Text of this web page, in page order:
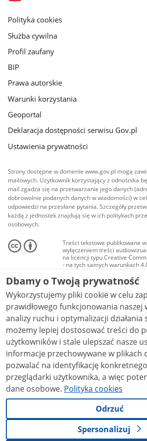
gov.pl
Polityka cookies
Służba cywilna
Profil zaufany
BIP
Prawa autorskie
Warunki korzystania
Geoportal
Deklaracja dostępności serwisu Gov.pl
Ustawienia prywatności
Strony dostępne w domenie www.gov.pl mogą
mailowych. Użytkownik korzystający z odnośnika
mail zgadza się na przetwarzanie jego danych
dobrowolnie podanych danych w wiadomości) w
odpowiedzi na przesłane pytania. Szczegóły
każdą z jednostek znajdują się w ich politykach
osobowych.
Treści tekstowe publikowane
wyłączeniem treści
na licencji typu Creative
- na tych samych warunkach
Materiały audiowizualne, w
audio i wideo, są udostępniane
Creative Commons: uznanie
niekomercyjne - bez utworów
NC-ND 4.0), o ile nie jest to
Dbamy o Twoją prywatność
Wykorzystujemy pliki cookie w celu
prawidłowego funkcjonowania naszej
analizy ruchu i optymalizacji działania strony.
możemy lepiej dostosować treści do
użytkowników i stale ulepszać nasze usługi.
informacje przechowywane w plikach
pozwalać na identyfikację
przeglądarki użytkownika, a więc
dane osobowe. Polityka cookies
Odrzuć
Spersonalizuj